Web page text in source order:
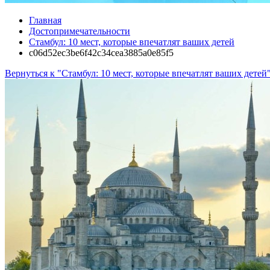
Главная
Достопримечательности
Стамбул: 10 мест, которые впечатлят ваших детей
c06d52ec3be6f42c34cea3885a0e85f5
Вернуться к "Стамбул: 10 мест, которые впечатлят ваших